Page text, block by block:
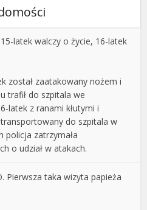
latek walczy o życie, 16-latek
został zaatakowany nożem i
trafił do szpitala we
latek z ranami kłutymi i
do szpitala w
policja zatrzymała
o udział w atakach.
Pierwsza taka wizyta papieża